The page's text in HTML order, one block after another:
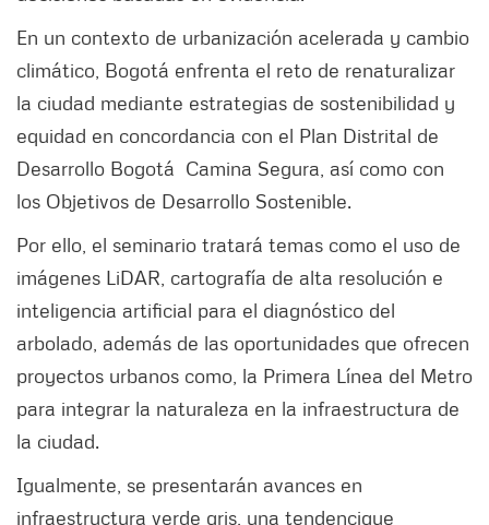
En un contexto de urbanización acelerada y cambio
climático, Bogotá enfrenta el reto de renaturalizar
la ciudad mediante estrategias de sostenibilidad y
equidad en concordancia con el Plan Distrital de
Desarrollo Bogotá Camina Segura, así como con
los Objetivos de Desarrollo Sostenible.
Por ello, el seminario tratará temas como el uso de
imágenes LiDAR, cartografía de alta resolución e
inteligencia artificial para el diagnóstico del
arbolado, además de las oportunidades que ofrecen
proyectos urbanos como, la Primera Línea del Metro
para integrar la naturaleza en la infraestructura de
la ciudad.
Igualmente, se presentarán avances en
infraestructura verde gris, una tendencique